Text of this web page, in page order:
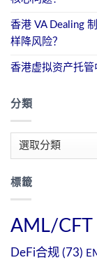
香港 VA Dealing
样降风险？
香港虚拟资产托管
分類
標籤
AML/CFT
DeFi合规 (73)